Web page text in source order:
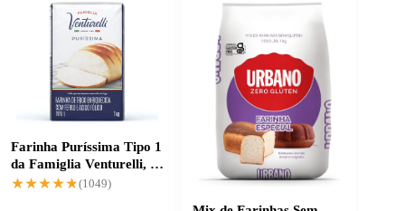
Farinha Puríssima Tipo 1
da Famiglia Venturelli, 1
Kg
★★★★★
★★★★★ (1049)